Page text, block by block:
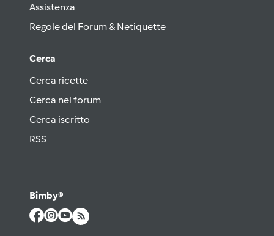
Assistenza
Regole del Forum & Netiquette
Cerca
Cerca ricette
Cerca nel forum
Cerca iscritto
RSS
Bimby®